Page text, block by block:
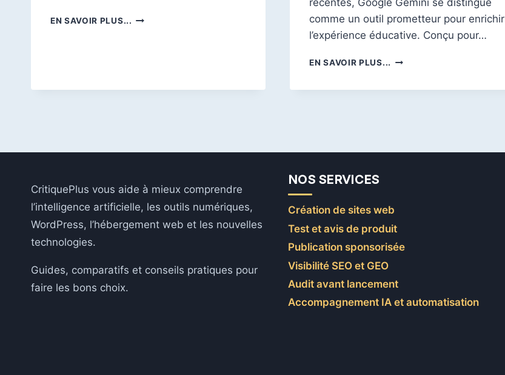
EN SAVOIR PLUS... GEMINI
récentes, Google Gemini se distingue
comme un outil prometteur pour enrichir
l’expérience éducative. Conçu pour…
EN SAVOIR PLUS... UTILISATION
CritiquePlus vous aide à mieux comprendre
l’intelligence artificielle, les outils numériques,
WordPress, l’hébergement web et les nouvelles
technologies.
Guides, comparatifs et conseils pratiques pour
faire les bons choix.
NOS SERVICES
Création de sites web
Test et avis de produit
Publication sponsorisée
Visibilité SEO et GEO
Audit avant lancement
Accompagnement IA et automatisation